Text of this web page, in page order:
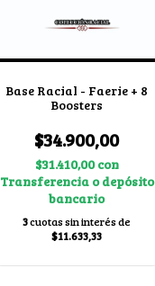
Base Racial - Faerie + 8
Boosters
$34.900,00
$31.410,00con
Transferencia o depósito
bancario
3cuotas sin interés de
$11.633,33